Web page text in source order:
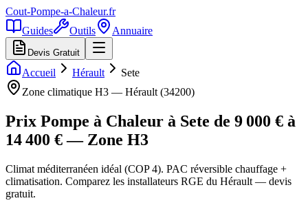
Cout-Pompe-a-Chaleur.fr
Guides
Outils Annuaire
Devis Gratuit
Accueil Hérault
Sete
Zone climatique H3 — Hérault (34200)
Prix Pompe à Chaleur à Sete de 9 000 € à
14 400 € — Zone H3
Climat méditerranéen idéal (COP 4). PAC réversible chauffage +
climatisation. Comparez les installateurs RGE du Hérault — devis
gratuit.